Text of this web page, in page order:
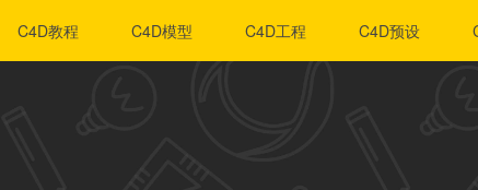
C4D教程 C4D模型 C4D工程 C4D预设